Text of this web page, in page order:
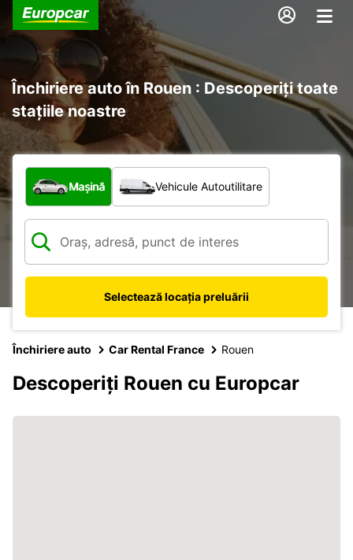
Închiriere auto în Rouen : Descoperiți toate
stațiile noastre
Ce tip de vehicul?
Mașină Vehicule Autoutilitare
Selectează locația preluării
Închiriere auto Car Rental France Rouen
Descoperiți Rouen cu Europcar